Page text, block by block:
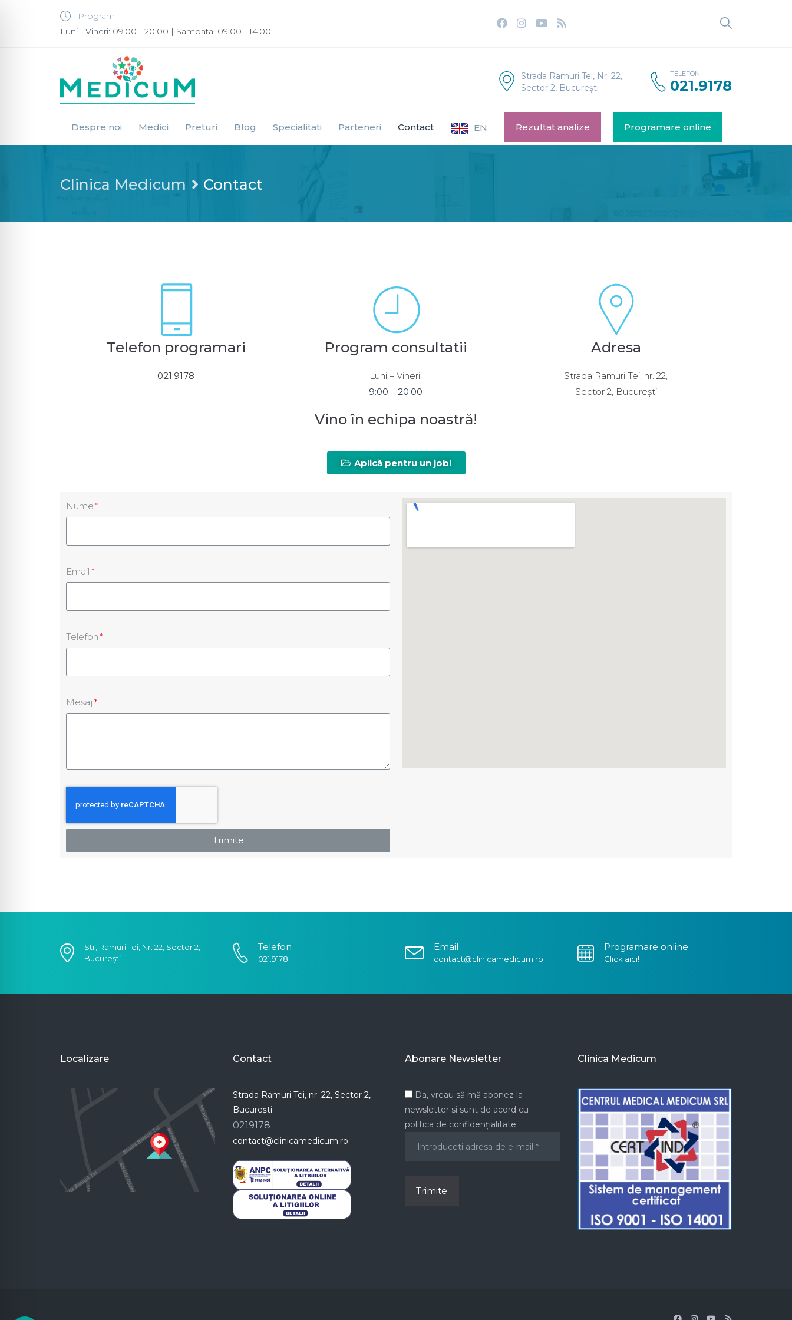
Program :
Luni - Vineri: 09.00 - 20.00 | Sambata: 09.00 - 14.00
Strada Ramuri Tei, Nr. 22,
Sector 2, București
TELEFON
021.9178
Despre noi Medici Preturi Blog Specialitati Parteneri Contact EN Rezultat analize Programare online
Clinica Medicum Contact
Telefon programari
021.9178
Program consultatii
Luni – Vineri:
9:00 – 20:00
Adresa
Strada Ramuri Tei, nr. 22,
Sector 2, București
Vino în echipa noastră!
Aplică pentru un job!
Nume
Email
Telefon
Mesaj
Trimite
Str, Ramuri Tei, Nr. 22, Sector 2,
București
Telefon
021.9178
Email
contact@clinicamedicum.ro
Programare online
Click aici!
Localizare Contact
Strada Ramuri Tei, nr. 22, Sector 2,
București
0219178
contact@clinicamedicum.ro
Abonare Newsletter
Da, vreau să mă abonez la
newsletter si sunt de acord cu
politica de confidențialitate.
Clinica Medicum